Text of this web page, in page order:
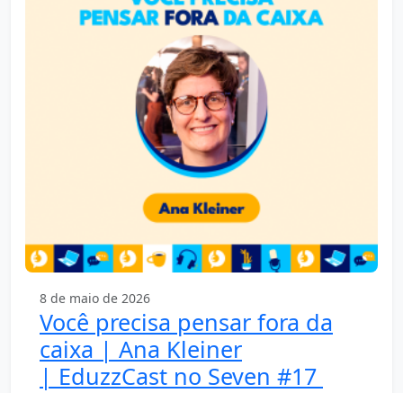
8 de maio de 2026
Você precisa pensar fora da
caixa | Ana Kleiner
| EduzzCast no Seven #17